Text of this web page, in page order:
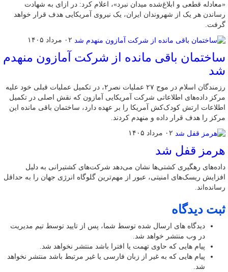
«معادله قطعی و ابلاغ‌شده میدان نبرد»، اعلام کرد: در ازای به شهادت
رساندن هر یک از شهروندان ایران، یک نیروی آمریکایی هدف قرار خواهد
گرفت.
۰۲ مرداد ۱۴۰۵
ساختمان باقی مانده از شرکت آمازون منهدم
شد
رزمندگان اسلام در موج ۲۷ عملیات نصر۲، در تکمیل عملیات قبلی خود علیه
مرکز داده‌های اطلاعاتی شرکت آمریکایی آمازون که نقش اصلی در تکمیل
اطلاعات ارتش کودک‌کش آمریکا را بر عهده دارد، ساختمان باقی مانده این
مرکز را هدف قرار داده و منهدم کردند.
۰۲ مرداد ۱۴۰۵
هرمز قفل شد
داده‌های رهگیری کشتی‌ها نشان می‌دهد شرکت‌های کشتیرانی به دلیل
افزایش ریسک‌های امنیتی، عبور از مهم‌ترین گلوگاه انرژی جهان را به حداقل
رسانده‌اند.
ثبت دیدگاه
دیدگاه های ارسال شده توسط شما، پس از تایید توسط تیم مدیریت
در وب منتشر خواهد شد.
پیام هایی که حاوی تهمت یا افترا باشد منتشر نخواهد شد.
پیام هایی که به غیر از زبان فارسی یا غیر مرتبط باشد منتشر نخواهد
شد.